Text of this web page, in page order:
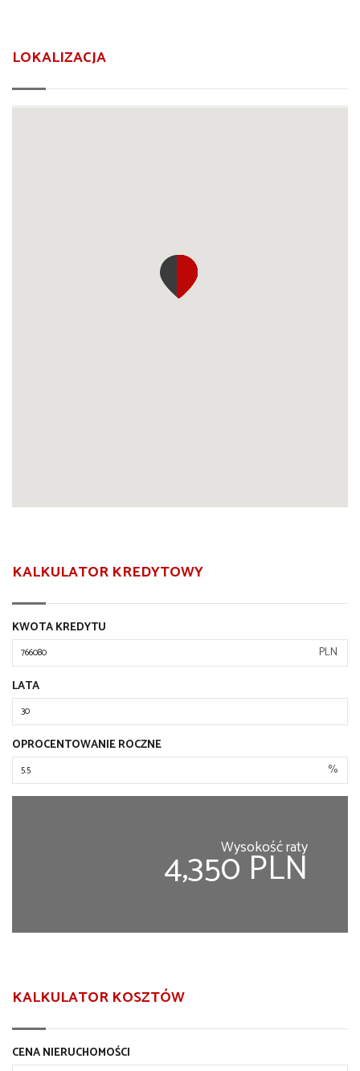
LOKALIZACJA
KALKULATOR KREDYTOWY
KWOTA KREDYTU
PLN
LATA
OPROCENTOWANIE ROCZNE
%
Wysokość raty
4,350 PLN
KALKULATOR KOSZTÓW
CENA NIERUCHOMOŚCI